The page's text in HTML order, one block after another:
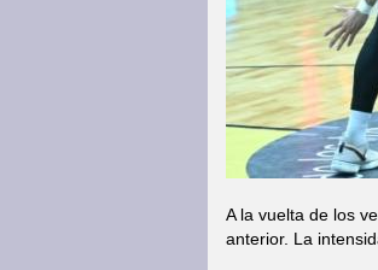
A la vuelta de los
anterior. La